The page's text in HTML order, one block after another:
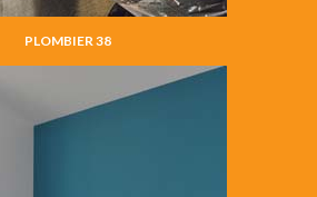
PLOMBIER 38